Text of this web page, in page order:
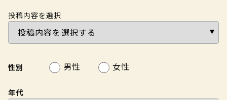
投稿内容を選択
性別 男性 女性
年代